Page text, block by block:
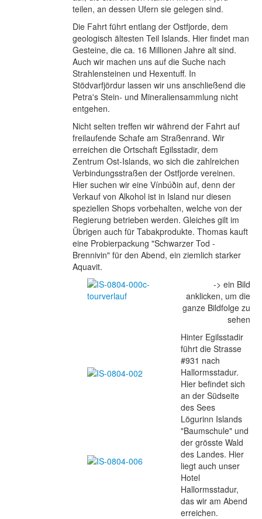
teilen, an dessen Ufern sie gelegen sind.
Die Fahrt führt entlang der Ostfjorde, dem
geologisch ältesten Teil Islands. Hier findet man
Gesteine, die ca. 16 Millionen Jahre alt sind.
Auch wir machen uns auf die Suche nach
Strahlensteinen und Hexentuff. In
Stödvarfjördur lassen wir uns anschließend die
Petra's Stein- und Mineraliensammlung nicht
entgehen.
Nicht selten treffen wir während der Fahrt auf
freilaufende Schafe am Straßenrand. Wir
erreichen die Ortschaft Egilsstadir, dem
Zentrum Ost-Islands, wo sich die zahlreichen
Verbindungsstraßen der Ostfjorde vereinen.
Hier suchen wir eine Vínbúðin auf, denn der
Verkauf von Alkohol ist in Island nur diesen
speziellen Shops vorbehalten, welche von der
Regierung betrieben werden. Gleiches gilt im
Übrigen auch für Tabakprodukte. Thomas kauft
eine Probierpackung "Schwarzer Tod -
Brennivin" für den Abend, ein ziemlich starker
Aquavit.
-> ein Bild
anklicken, um die
ganze Bildfolge zu
sehen
Hinter Egilsstadir
führt die Strasse
#931 nach
Hallormsstadur.
Hier befindet sich
an der Südseite
des Sees
Lögurinn Islands
"Baumschule" und
der grösste Wald
des Landes. Hier
liegt auch unser
Hotel
Hallormsstadur,
das wir am Abend
erreichen.